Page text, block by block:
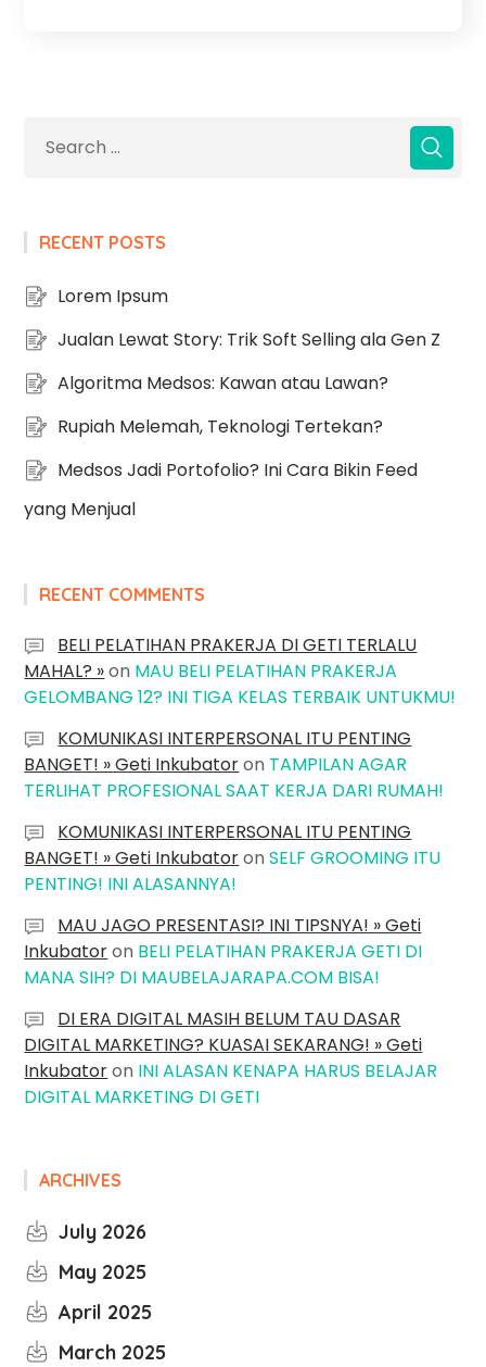
RECENT POSTS
Lorem Ipsum
Jualan Lewat Story: Trik Soft Selling ala Gen Z
Algoritma Medsos: Kawan atau Lawan?
Rupiah Melemah, Teknologi Tertekan?
Medsos Jadi Portofolio? Ini Cara Bikin Feed
yang Menjual
RECENT COMMENTS
BELI PELATIHAN PRAKERJA DI GETI TERLALU
MAHAL? »on MAU BELI PELATIHAN PRAKERJA
GELOMBANG 12? INI TIGA KELAS TERBAIK UNTUKMU!
KOMUNIKASI INTERPERSONAL ITU PENTING
BANGET! » Geti Inkubatoron TAMPILAN AGAR
TERLIHAT PROFESIONAL SAAT KERJA DARI RUMAH!
KOMUNIKASI INTERPERSONAL ITU PENTING
BANGET! » Geti InkubatoronSELF GROOMING ITU
PENTING! INI ALASANNYA!
MAU JAGO PRESENTASI? INI TIPSNYA! » Geti
Inkubatoron BELI PELATIHAN PRAKERJA GETI DI
MANA SIH? DI MAUBELAJARAPA.COM BISA!
DI ERA DIGITAL MASIH BELUM TAU DASAR
DIGITAL MARKETING? KUASAI SEKARANG! » Geti
Inkubatoron INI ALASAN KENAPA HARUS BELAJAR
DIGITAL MARKETING DI GETI
ARCHIVES
July 2026
May 2025
April 2025
March 2025